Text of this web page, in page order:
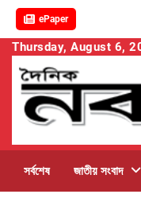
ePaper
Skip
content
Thursday, August 6,
সর্বশেষ জাতীয় সংবাদ